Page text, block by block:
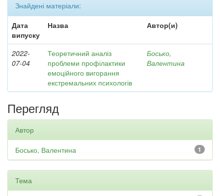
Знайдені матеріали:
Дата
випуску
Назва Автор(и)
2022-
07-04
Теоретичний аналіз
проблеми профілактики
емоційного вигорання
екстремальних психологів
Босько,
Валентина
Перегляд
Автор
1
Босько, Валентина
Тема